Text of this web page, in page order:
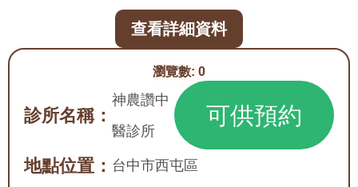
瀏覽數: 0
診所名稱：
神農讚中
醫診所
可供預約
地點位置： 台中市西屯區
查看詳細資料